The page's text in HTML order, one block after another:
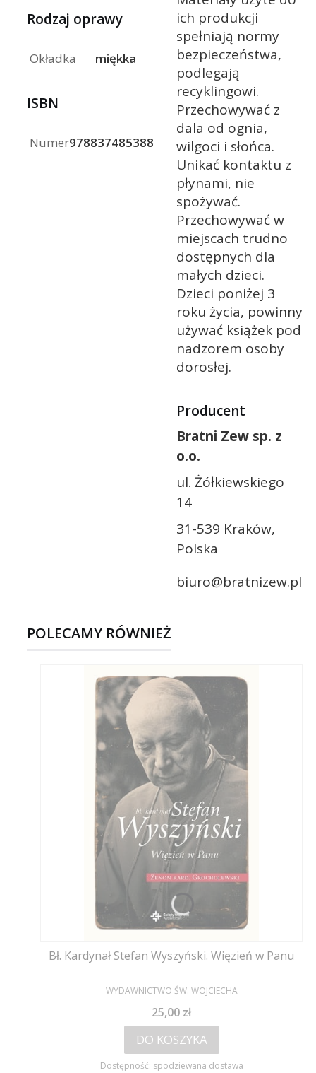
Rodzaj oprawy
Okładka miękka
ISBN
Numer9788374853880
ich produkcji
spełniają normy
bezpieczeństwa,
podlegają
recyklingowi.
Przechowywać z
dala od ognia,
wilgoci i słońca.
Unikać kontaktu z
płynami, nie
spożywać.
Przechowywać w
miejscach trudno
dostępnych dla
małych dzieci.
Dzieci poniżej 3
roku życia, powinny
używać książek pod
nadzorem osoby
dorosłej.
Producent
Bratni Zew sp. z
o.o.
ul. Żółkiewskiego
14
31-539 Kraków,
Polska
biuro@bratnizew.pl
POLECAMY RÓWNIEŻ
Bł. Kardynał Stefan Wyszyński. Więzień w Panu
PRODUCENT
WYDAWNICTWO ŚW. WOJCIECHA
Cena
25,00 zł
DO KOSZYKA
Dostępność: spodziewana dostawa